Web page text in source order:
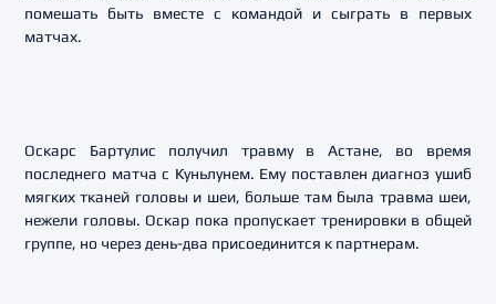
помешать быть вместе с командой и сыграть в первых
матчах.
Оскарс Бартулис получил травму в Астане, во время
последнего матча с Куньлунем. Ему поставлен диагноз ушиб
мягких тканей головы и шеи, больше там была травма шеи,
нежели головы. Оскар пока пропускает тренировки в общей
группе, но через день-два присоединится к партнерам.